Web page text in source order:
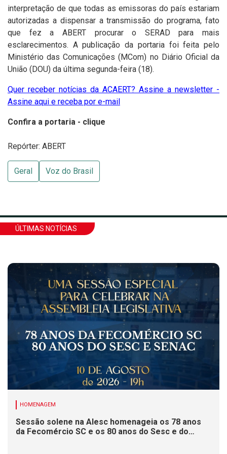
interpretação de que todas as emissoras do país estariam
autorizadas a dispensar a transmissão do programa, fato
que fez a ABERT procurar o SERAD para mais
esclarecimentos. A publicação da portaria foi feita pelo
Ministério das Comunicações (MCom) no Diário Oficial da
União (DOU) da última segunda-feira (18).
Quer receber notícias da ACAERT? Assine a newsletter -
Assine aqui e receba por e-mail
Confira a portaria - clique
Repórter: ABERT
Geral Voz do Brasil
ÚLTIMAS NOTÍCIAS
HOMENAGEM
Sessão solene na Alesc homenageia os 78 anos
da Fecomércio SC e os 80 anos do Sesc e do